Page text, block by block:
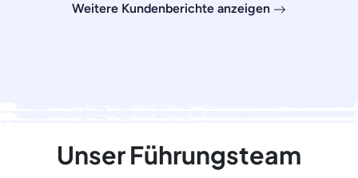
Weitere Kundenberichte anzeigen
Unser Führungsteam